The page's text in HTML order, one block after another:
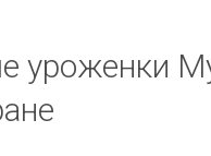
уроженки